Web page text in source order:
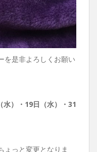
を是非よろしくお願い
水）・19日（水）・31
ょっと変更となりま